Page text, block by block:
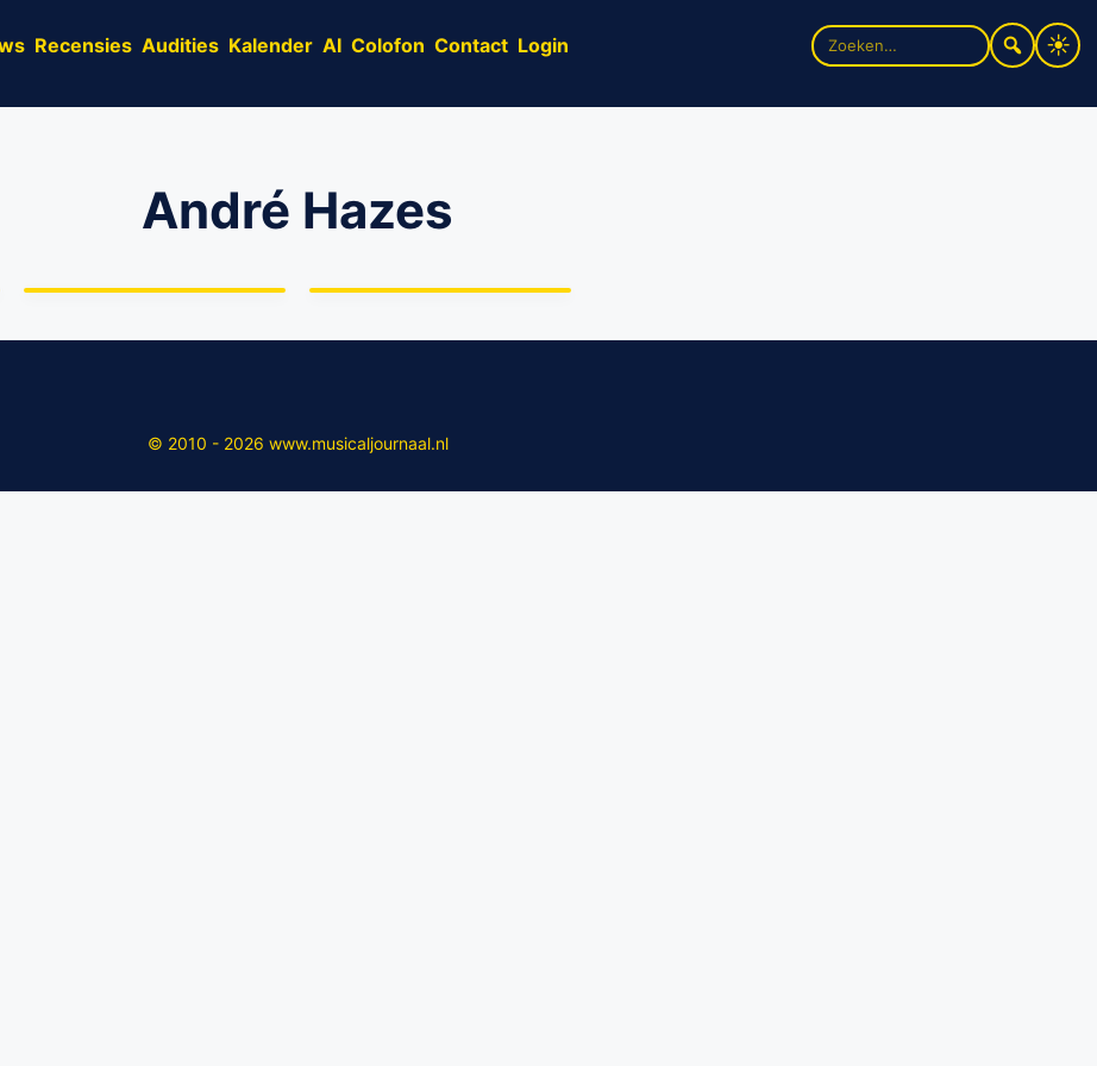
Recensies Audities Kalender AI Colofon Contact Login
Zoek
naar:
André Hazes
Paul de Leeuw
© 2010 - 2026 www.musicaljournaal.nl